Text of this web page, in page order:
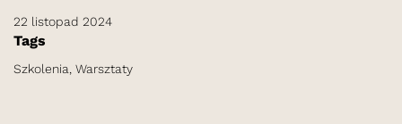
22 listopad 2024
Tags
Szkolenia, Warsztaty